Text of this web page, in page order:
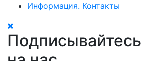
Информация. Контакты
Подписывайтесь